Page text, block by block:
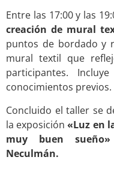
Entre las 17:00 y las
creación de mural
puntos de bordado y
mural textil que
participantes.
conocimientos previos.
Concluido el taller se
la exposición«Luz en
muy buen sueño»
Neculmán.